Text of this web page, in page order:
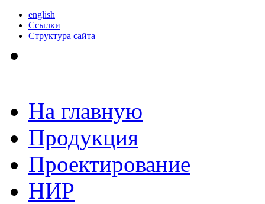
english
Ссылки
Структура сайта
На главную
Продукция
Проектирование
НИР